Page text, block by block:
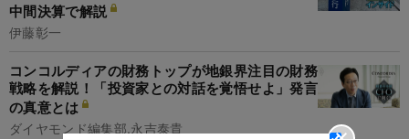
中間決算で解説
伊藤彰一
コンコルディアの財務トップが地銀界注目の財務
戦略を解説！「投資家との対話を覚悟せよ」発言
の真意とは
ダイヤモンド編集部,永吉泰貴